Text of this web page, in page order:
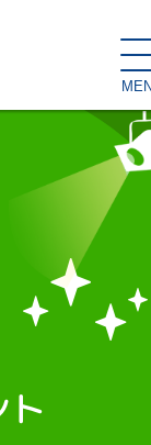
キッズが主役！
キッズイベント